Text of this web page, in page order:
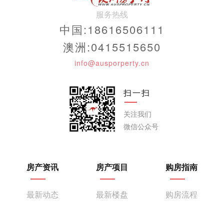
墨尔本华人区独立屋年涨跌幅排名（数据来源：Domain）
老牌华人区Box Hill（6,684）5年独立屋房价整体下跌-1.3%，是唯一下
跌的华人区，但过去一年却强势反弹，涨幅高达13.8%居首，也是唯一
实现两位数增长的华人城区。
年涨幅第二的Mulgrave（3,387），其5年期房价同样极为抢眼，以
服务热线
中国:18616506111
澳洲:0415515650
info@ausporperty.cn
扫一扫
关注我们
微信公众号
房产资讯
最新动态
房产项目
最新楼盘
购房指南
购房流程